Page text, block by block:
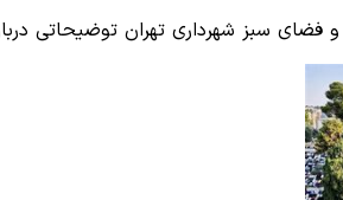
فضای سبز شهرداری تهران توضیحاتی